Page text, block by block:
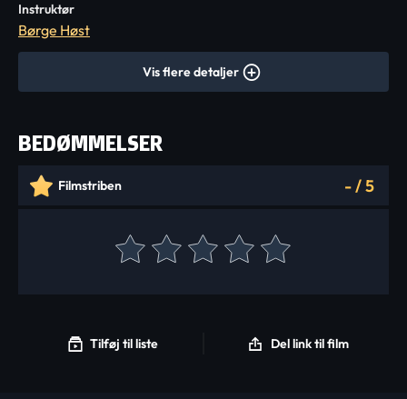
Instruktør
Børge Høst
Vis flere detaljer
BEDØMMELSER
Filmstriben -/5
Tilføj til liste Del link til film